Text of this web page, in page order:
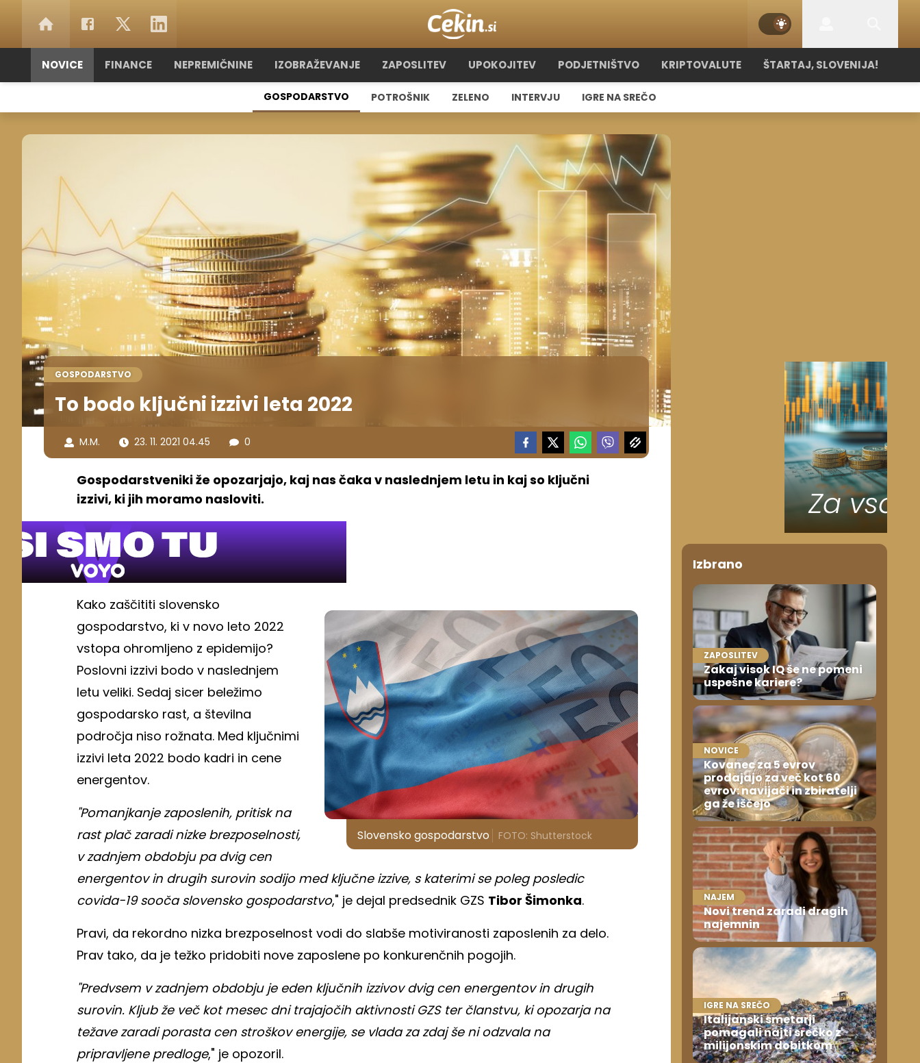
NOVICE FINANCE NEPREMIČNINE IZOBRAŽEVANJE ZAPOSLITEV UPOKOJITEV PODJETNIŠTVO KRIPTOVALUTE ŠTARTAJ, SLOVENIJA!
GOSPODARSTVO POTROŠNIK ZELENO INTERVJU IGRE NA SREČO
GOSPODARSTVO
To bodo ključni izzivi leta 2022
M.M. 23. 11. 2021 04.45 0
Gospodarstveniki že opozarjajo, kaj nas čaka v naslednjem letu in kaj so ključni
izzivi, ki jih moramo nasloviti.
Slovensko gospodarstvo FOTO: Shutterstock
Kako zaščititi slovensko
gospodarstvo, ki v novo leto 2022
vstopa ohromljeno z epidemijo?
Poslovni izzivi bodo v naslednjem
letu veliki. Sedaj sicer beležimo
gospodarsko rast, a številna
področja niso rožnata. Med ključnimi
izzivi leta 2022 bodo kadri in cene
energentov.
"Pomanjkanje zaposlenih, pritisk na
rast plač zaradi nizke brezposelnosti,
v zadnjem obdobju pa dvig cen
energentov in drugih surovin sodijo med ključne izzive, s katerimi se poleg posledic
covida-19 sooča slovensko gospodarstvo," je dejal predsednik GZS Tibor Šimonka.
Pravi, da rekordno nizka brezposelnost vodi do slabše motiviranosti zaposlenih za delo.
Prav tako, da je težko pridobiti nove zaposlene po konkurenčnih pogojih.
"Predvsem v zadnjem obdobju je eden ključnih izzivov dvig cen energentov in drugih
surovin. Kljub že več kot mesec dni trajajočih aktivnosti GZS ter članstvu, ki opozarja na
težave zaradi porasta cen stroškov energije, se vlada za zdaj še ni odzvala na
pripravljene predloge," je opozoril.
Izbrano
ZAPOSLITEV
Zakaj visok IQ še ne pomeni
uspešne kariere?
NOVICE
Kovanec za 5 evrov
prodajajo za več kot 60
evrov: navijači in zbiratelji
ga že iščejo
NAJEM
Novi trend zaradi dragih
najemnin
IGRE NA SREČO
Italijanski smetarji
pomagali najti srečko z
milijonskim dobitkom